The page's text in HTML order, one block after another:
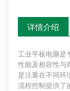
详情介绍
工业平板电脑是
性能及相容性与
是注重在不同环
流程控制提供了